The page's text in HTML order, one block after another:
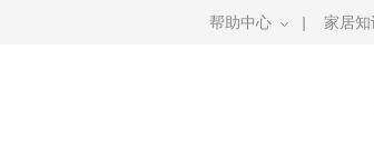
帮助中心 | 家居知